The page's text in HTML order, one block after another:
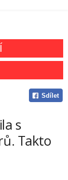
Sdílet
s
Takto